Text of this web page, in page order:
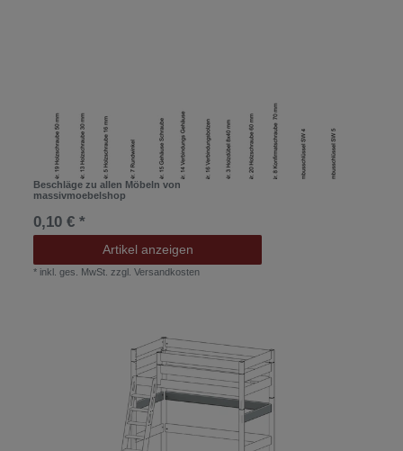
Beschläge zu allen Möbeln von
massivmoebelshop
0,10 € *
Artikel anzeigen
* inkl. ges. MwSt. zzgl.Versandkosten